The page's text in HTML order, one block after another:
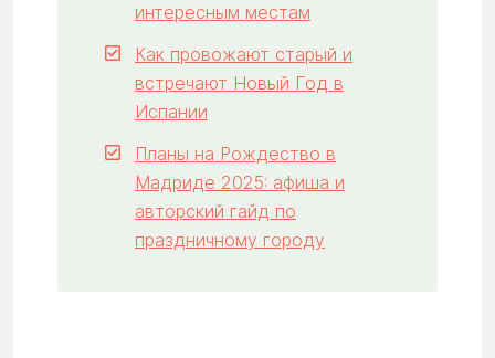
интересным местам
Как провожают старый и
встречают Новый Год в
Испании
Планы на Рождество в
Мадриде 2025: афиша и
авторский гайд по
праздничному городу